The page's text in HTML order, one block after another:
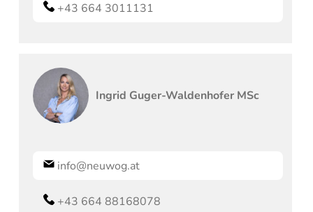
+43 664 3011131
Ingrid Guger-Waldenhofer MSc
info@neuwog.at
+43 664 88168078